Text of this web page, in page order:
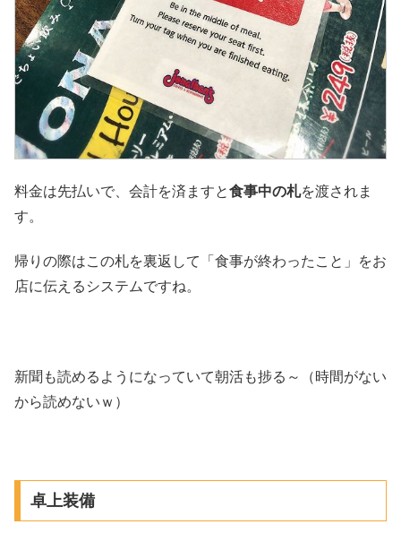
料金は先払いで、会計を済ますと食事中の札を渡されま
す。
帰りの際はこの札を裏返して「食事が終わったこと」をお
店に伝えるシステムですね。
新聞も読めるようになっていて朝活も捗る～（時間がない
から読めないｗ）
卓上装備